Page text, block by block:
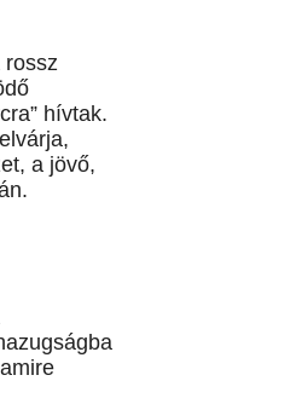
rossz
hívtak.
a jövő,